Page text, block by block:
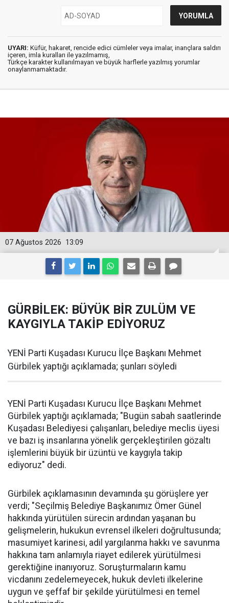
UYARI: Küfür, hakaret, rencide edici cümleler veya imalar, inançlara saldırı
içeren, imla kuralları ile yazılmamış,
Türkçe karakter kullanılmayan ve büyük harflerle yazılmış yorumlar
onaylanmamaktadır.
13:09
07 Ağustos 2026
GÜRBİLEK: BÜYÜK BİR ZULÜM VE
KAYGIYLA TAKİP EDİYORUZ
YENİ Parti Kuşadası Kurucu İlçe Başkanı Mehmet
Gürbilek yaptığı açıklamada; şunları söyledi
YENİ Parti Kuşadası Kurucu İlçe Başkanı Mehmet
Gürbilek yaptığı açıklamada; "Bugün sabah saatlerinde
Kuşadası Belediyesi çalışanları, belediye meclis üyesi
ve bazı iş insanlarına yönelik gerçekleştirilen gözaltı
işlemlerini büyük bir üzüntü ve kaygıyla takip
ediyoruz" dedi.
Gürbilek açıklamasının devamında şu görüşlere yer
verdi; "Seçilmiş Belediye Başkanımız Ömer Günel
hakkında yürütülen sürecin ardından yaşanan bu
gelişmelerin, hukukun evrensel ilkeleri doğrultusunda;
masumiyet karinesi, adil yargılanma hakkı ve savunma
hakkına tam anlamıyla riayet edilerek yürütülmesi
gerektiğine inanıyoruz. Soruşturmaların kamu
vicdanını zedelemeyecek, hukuk devleti ilkelerine
uygun ve şeffaf bir şekilde yürütülmesi en temel